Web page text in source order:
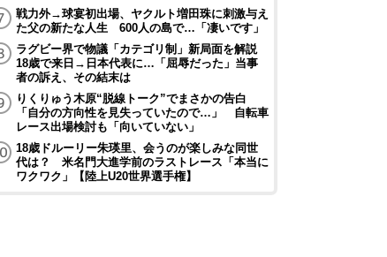
戦力外→球宴初出場、ヤクルト増田珠に刺激与え
た父の新たな人生 600人の島で…「凄いです」
ラグビー界で物議「カテゴリ制」新局面を解説
18歳で来日→日本代表に…「屈辱だった」当事
者の訴え、その結末は
りくりゅう木原“脱線トーク”でまさかの告白
「自分の方向性を見失っていたので…」 自転車
レース出場検討も「向いていない」
18歳ドルーリー朱瑛里、会うのが楽しみな同世
代は？ 米名門大進学前のラストレース「本当に
ワクワク」【陸上U20世界選手権】